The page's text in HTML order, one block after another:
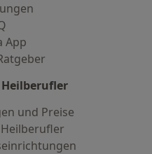
App
und Preise